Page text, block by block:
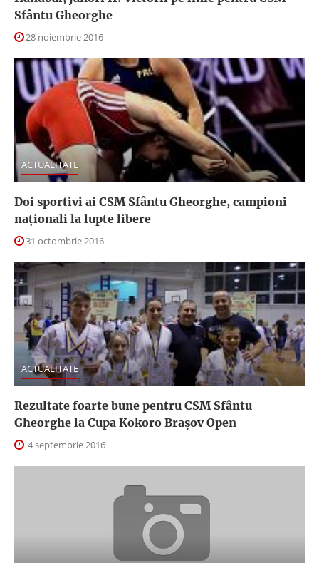
Sfântu Gheorghe
28 noiembrie 2016
ACTUALITATE
Doi sportivi ai CSM Sfântu Gheorghe, campioni
naționali la lupte libere
31 octombrie 2016
ACTUALITATE
Rezultate foarte bune pentru CSM Sfântu
Gheorghe la Cupa Kokoro Braşov Open
4 septembrie 2016